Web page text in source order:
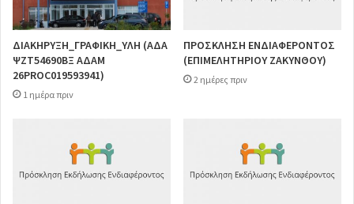
ΔΙΑΚΗΡΥΞΗ_ΓΡΑΦΙΚΗ_ΥΛΗ (ΑΔΑ
ΨΖΤ54690ΒΞ ΑΔΑΜ
26PROC019593941)
1 ημέρα πριν
ΠΡΟΣΚΛΗΣΗ ΕΝΔΙΑΦΕΡΟΝΤΟΣ
(ΕΠΙΜΕΛΗΤΗΡΙΟΥ ΖΑΚΥΝΘΟΥ)
2 ημέρες πριν